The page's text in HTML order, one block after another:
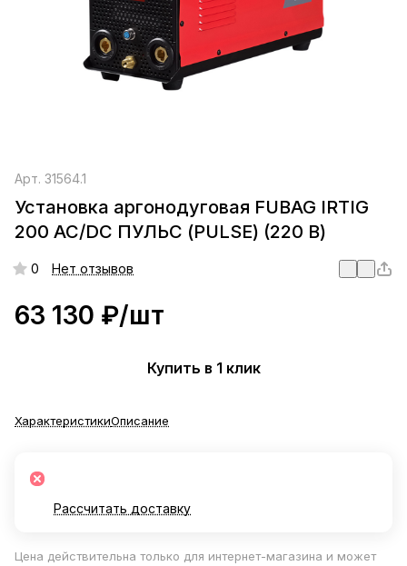
Арт. 31564.1
Установка аргонодуговая FUBAG IRTIG
200 AC/DC ПУЛЬС (PULSE) (220 В)
0 Нет отзывов
63 130 ₽/шт
Купить в 1 клик
ХарактеристикиОписание
Рассчитать доставку
Цена действительна только для интернет-магазина и может